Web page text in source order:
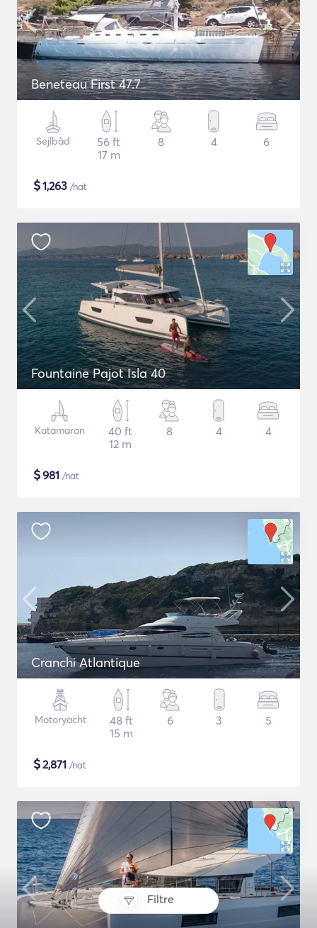
Filtre
Beneteau First 47.7
Sejlbåd
56 ft
17 m
8 4 6
$1,263 /nat
Fountaine Pajot Isla 40
Katamaran
40 ft
12 m
8 4 4
$981 /nat
Cranchi Atlantique
Motoryacht
48 ft
15 m
6 3 5
$2,871 /nat